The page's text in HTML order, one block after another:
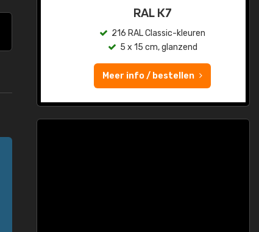
RAL K7
216 RAL Classic-kleuren
5 x 15 cm, glanzend
Meer info / bestellen